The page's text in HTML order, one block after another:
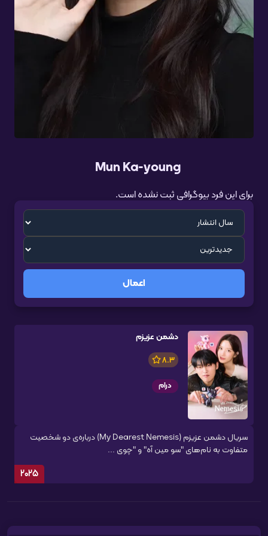
Mun Ka-young
برای این فرد بیوگرافی ثبت نشده است.
اعمال
دشمن عزیزم
8.3
درام
سریال دشمن عزیزم (My Dearest Nemesis) درباره‌ی دو شخصیت
متفاوت به نام‌های "سو مین آه" و "چوی ...
2025